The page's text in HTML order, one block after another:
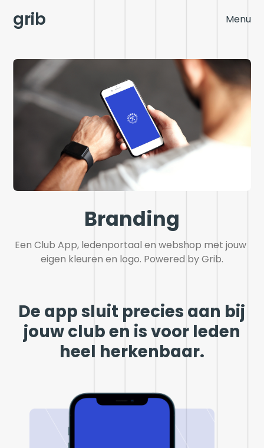
grib Menu
Branding
Een Club App, ledenportaal en webshop met jouw
eigen kleuren en logo. Powered by Grib.
De app sluit precies aan bij
jouw club en is voor leden
heel herkenbaar.